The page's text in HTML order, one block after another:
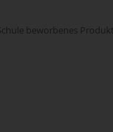
beworbenes